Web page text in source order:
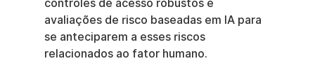
controles de acesso robustos e
avaliações de risco baseadas em IA para
se anteciparem a esses riscos
relacionados ao fator humano.